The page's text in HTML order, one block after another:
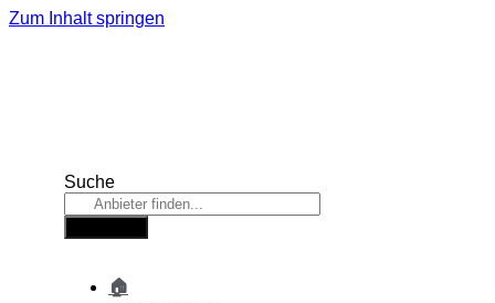
Zum Inhalt springen
Suche
🏠